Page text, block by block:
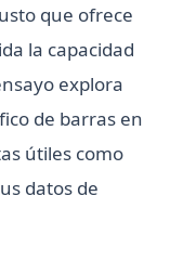
Your Code
Eficiencia de tu
Consejos
que ofrece
la capacidad
explora
de barras en
útiles como
datos de